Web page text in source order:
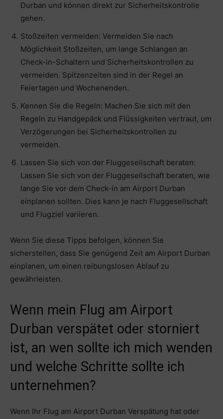
Durban und können direkt zur Sicherheitskontrolle
gehen.
Stoßzeiten vermeiden: Vermeiden Sie nach
Möglichkeit Stoßzeiten, um lange Schlangen an
Check-in-Schaltern und Sicherheitskontrollen zu
vermeiden. Spitzenzeiten sind in der Regel an
Feiertagen und Wochenenden.
Kennen Sie die Regeln: Machen Sie sich mit den
Regeln zu Handgepäck und Flüssigkeiten vertraut, um
Verzögerungen bei Sicherheitskontrollen zu
vermeiden.
Lassen Sie sich von der Fluggesellschaft beraten:
Lassen Sie sich von der Fluggesellschaft beraten, wie
lange Sie vor dem Check-in am Airport Durban
einplanen sollten. Dies kann je nach Fluggesellschaft
und Flugziel variieren.
Wenn Sie diese Tipps befolgen, können Sie
sicherstellen, dass Sie genügend Zeit am Airport Durban
einplanen, um einen reibungslosen Ablauf zu
gewährleisten.
Wenn mein Flug am Airport
Durban verspätet oder storniert
ist, an wen sollte ich mich wenden
und welche Schritte sollte ich
unternehmen?
Wenn Ihr Flug am Airport Durban Verspätung hat oder